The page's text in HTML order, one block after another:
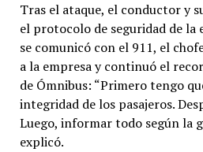
Tras el ataque, el conductor y
el protocolo de seguridad de la
se comunicó con el 911, el
a la empresa y continuó el
de Ómnibus: “Primero tengo
integridad de los pasajeros.
Luego, informar todo según la
explicó.